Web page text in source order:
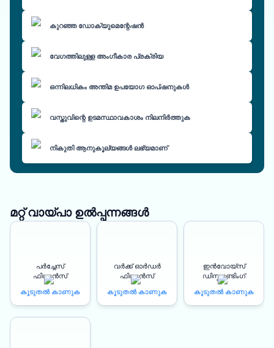
കുറഞ്ഞ ഡോക്യുമെന്റേഷൻ
വേഗത്തിലുള്ള അംഗീകാര പ്രക്രിയ
ഒന്നിലധികം അന്തിമ ഉപയോഗ ഓപ്ഷനുകൾ
വസ്തുവിന്റെ ഉടമസ്ഥാവകാശം നിലനിർത്തുക
നികുതി ആനുകൂല്യങ്ങൾ ലഭ്യമാണ്
മറ്റ് വായ്പാ ഉൽപ്പന്നങ്ങൾ
പർച്ചേസ്
ഫിനാൻസ്
കൂടുതൽ കാണുക
വർക്ക് ഓർഡർ
ഫിനാൻസ്
കൂടുതൽ കാണുക
ഇൻവോയ്സ്
ഡിസ്കൗണ്ടിംഗ്
കൂടുതൽ കാണുക